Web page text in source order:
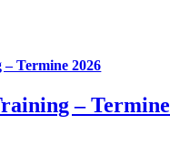
Termine 2026
– Termine